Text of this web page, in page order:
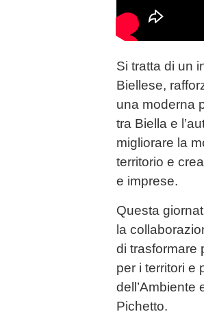
Si tratta di un
Biellese,
una moderna
tra Biella e
migliorare la
territorio e
e imprese.
Questa
la
di trasformare
per i territori e
dell’Ambiente
Pichetto.